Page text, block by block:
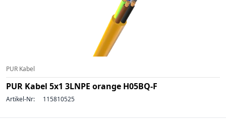
PUR Kabel
PUR Kabel 5x1 3LNPE orange H05BQ-F
Artikel-Nr: 115810525